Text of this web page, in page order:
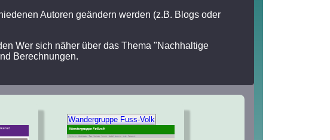
Autoren geändern werden (z.B. Blogs oder
Wer sich näher über das Thema "Nachhaltige
Berechnungen.
Wandergruppe Fuss-Volk